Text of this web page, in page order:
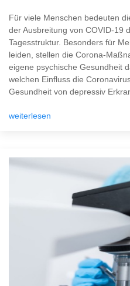
Für viele Menschen bedeuten
der Ausbreitung von COVID-19
Tagesstruktur. Besonders für
leiden, stellen die Corona-
eigene psychische Gesundheit
welchen Einfluss die
Gesundheit von depressiv
weiterlesen